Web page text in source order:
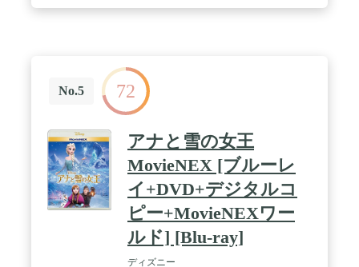
No.5 72
アナと雪の女王
MovieNEX [ブルーレ
イ+DVD+デジタルコ
ピー+MovieNEXワー
ルド] [Blu-ray]
ディズニー